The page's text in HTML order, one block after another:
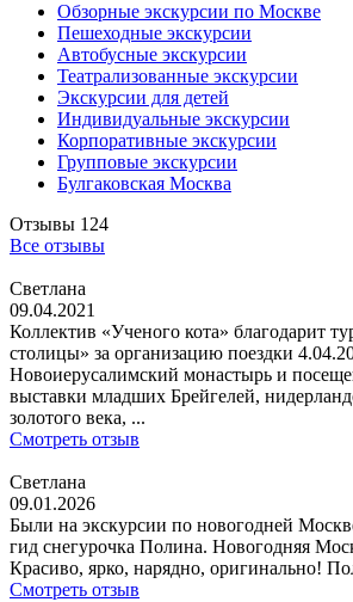
Обзорные экскурсии по Москве
Пешеходные экскурсии
Автобусные экскурсии
Театрализованные экскурсии
Экскурсии для детей
Индивидуальные экскурсии
Корпоративные экскурсии
Групповые экскурсии
Булгаковская Москва
Отзывы 124
Все отзывы
Светлана
09.04.2021
Коллектив «Ученого кота» благодарит
столицы» за организацию поездки
Новоиерусалимский монастырь и
выставки младших Брейгелей,
золотого века, ...
Смотреть отзыв
Светлана
09.01.2026
Были на экскурсии по новогодней
гид снегурочка Полина. Новогодняя
Красиво, ярко, нарядно, оригинально!
Смотреть отзыв